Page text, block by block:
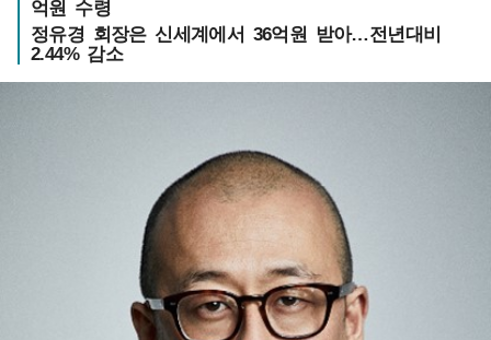
억원 수령
정유경 회장은 신세계에서 36억원 받아…전년대비
2.44% 감소